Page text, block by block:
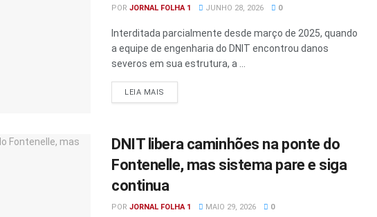
POR JORNAL FOLHA 1 JUNHO 28, 2026 0
Interditada parcialmente desde março de 2025, quando
a equipe de engenharia do DNIT encontrou danos
severos em sua estrutura, a ...
LEIA MAIS
DNIT libera caminhões na ponte do
Fontenelle, mas sistema pare e siga
continua
POR JORNAL FOLHA 1 MAIO 29, 2026 0